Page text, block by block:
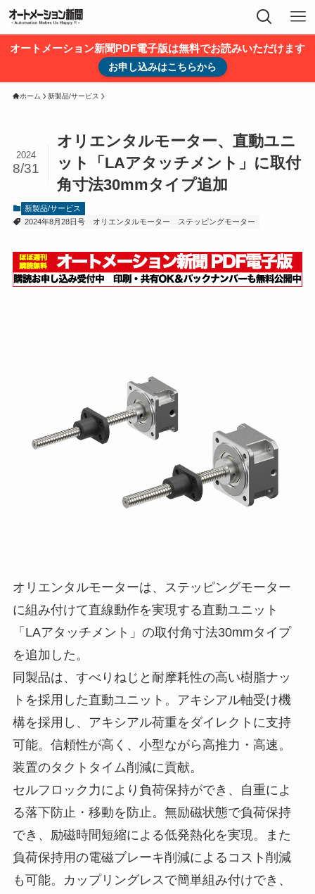
オートメーション新聞PDF電子版は無料でお読みいただけます
お申し込みはこちらから
ホーム 新製品/サービス
オリエンタルモーター、直動ユニ
ット「LAアタッチメント」に取付
角寸法30mmタイプ追加
2024
8/31
新製品/サービス
2024年8月28日号
オリエンタルモーター ステッピングモーター
オリエンタルモーターは、ステッピングモーター
に組み付けて直線動作を実現する直動ユニット
「LAアタッチメント」の取付角寸法30mmタイプ
を追加した。
同製品は、すべりねじと耐摩耗性の高い樹脂ナッ
トを採用した直動ユニット。アキシアル軸受け機
構を採用し、アキシアル荷重をダイレクトに支持
可能。信頼性が高く、小型ながら高推力・高速。
装置のタクトタイム削減に貢献。
セルフロック力により負荷保持ができ、自重によ
る落下防止・移動を防止。無励磁状態で負荷保持
でき、励磁時間短縮による低発熱化を実現。また
負荷保持用の電磁ブレーキ削減によるコスト削減
も可能。カップリングレスで簡単組み付けでき、